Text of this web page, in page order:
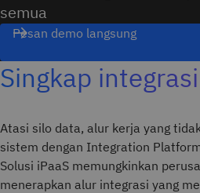
semua
Pesan demo langsung
Singkap
Atasi silo data, alur kerja yang
sistem dengan Integration
Solusi iPaaS memungkinkan
menerapkan alur integrasi yang